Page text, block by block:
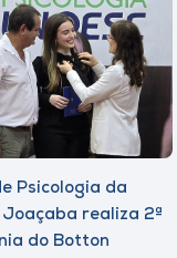
Psicologia da
Joaçaba realiza 2ª
do Botton